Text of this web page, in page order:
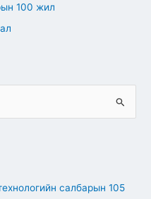
100 жил
салбарын 105